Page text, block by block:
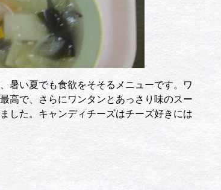
暑い夏でも食欲をそそるメニューです。ワ
高で、さらにワンタンとあっさり味のスー
した。キャンディチーズはチーズ好きには